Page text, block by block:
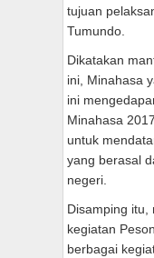
tujuan
Tumundo.
Dikatakan
ini, Minahasa
ini
Minahasa
untuk
yang berasal
negeri.
Disamping itu,
kegiatan
berbagai